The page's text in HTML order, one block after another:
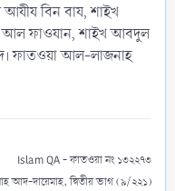
বিন বায, শাইখ
আল ফাওযান, শাইখ আবদুল
ফাতওয়া আল-লাজনাহ
Islam QA - ফাতওয়া নং ১৩২২৭৩
আদ-দায়েমাহ, দ্বিতীয় ভাগ (৯/২২১)